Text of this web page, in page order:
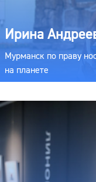
Ирина
Мурманск по праву
на планете